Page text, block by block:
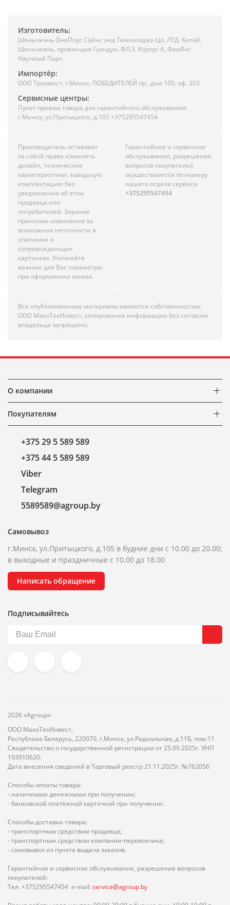
Изготовитель:
Шэньчжэнь ОнеПлус Сайнс энд Технолоджи Цо. ЛТД. Китай,
Шэньчжэнь, провинция Гуандун, ФЛ.3, Корпус А, ФеиЯнг
Научный Парк.
Импортёр:
ООО Триовист, г.Минск, ПОБЕДИТЕЛЕЙ пр., дом 100, оф. 203
Сервисные центры:
Пункт приема товара для гарантийного обслуживания:
г.Минск, ул.Притыцкого, д.105 +375295547454
Производитель оставляет
за собой право изменять
дизайн, технические
характеристики, заводскую
комплектацию без
уведомления об этом
продавца или
потребителей. Заранее
приносим извинения за
возможные неточности в
описании и
сопровождающих
картинках. Уточняйте
важные для Вас параметры
при оформлении заказа.
Гарантийное и сервисное
обслуживание, разрешение
вопросов покупателей
осуществляется по номеру
нашего отдела сервиса
+375295547454
Все опубликованные материалы являются собственностью
ООО МакоТехИнвест, копирование информации без согласия
владельца запрещено.
О компании
Покупателям
+375 29 5 589 589
+375 44 5 589 589
Viber
Telegram
5589589@agroup.by
Самовывоз
г.Минск, ул.Притыцкого, д.105 в будние дни с 10.00 до 20.00;
в выходные и праздничные с 10.00 до 18.00
Написать обращение
Подписывайтесь
2026 «Agroup»
ООО МакоТехИнвест,
Республика Беларусь, 220070, г.Минск, ул.Радиальная, д.11Б, пом.11
Свидетельство о государственной регистрации от 25.09.2025г. УНП
193910620.
Дата внесения сведений в Торговый реестр 21.11.2025г. №762056
Способы оплаты товара:
- наличными денежными при получении;
- банковской платёжной карточкой при получении.
Способы доставки товара:
- транспортным средством продавца;
- транспортным средством компании-перевозчика;
- самовывоз из пункта выдача заказов.
Гарантийное и сервисное обслуживание, разрешение вопросов
покупателей:
Тел. +375295547454 e-mail: service@agroup.by